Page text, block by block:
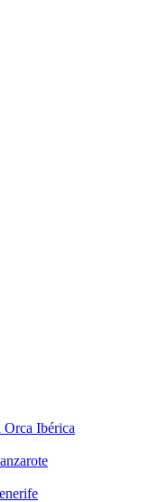
Orca Ibérica